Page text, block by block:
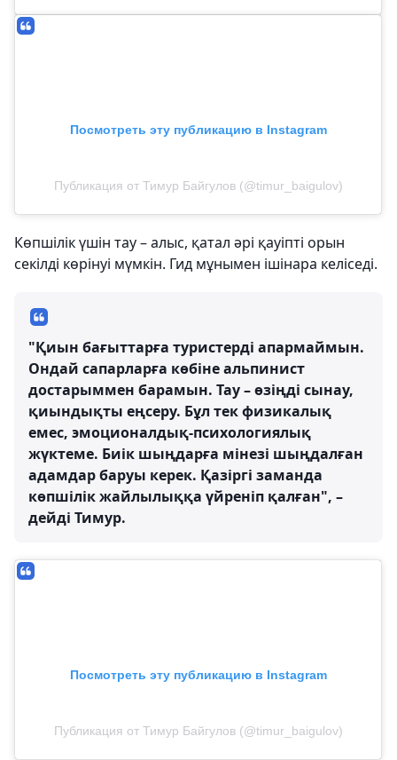
Посмотреть эту публикацию в Instagram
Публикация от Тимур Байгулов (@timur_baigulov)
Көпшілік үшін тау – алыс, қатал әрі қауіпті орын
секілді көрінуі мүмкін. Гид мұнымен ішінара келіседі.
"Қиын бағыттарға туристерді апармаймын.
Ондай сапарларға көбіне альпинист
достарыммен барамын. Тау – өзіңді сынау,
қиындықты еңсеру. Бұл тек физикалық
емес, эмоционалдық-психологиялық
жүктеме. Биік шыңдарға мінезі шыңдалған
адамдар баруы керек. Қазіргі заманда
көпшілік жайлылыққа үйреніп қалған", –
дейді Тимур.
Посмотреть эту публикацию в Instagram
Публикация от Тимур Байгулов (@timur_baigulov)